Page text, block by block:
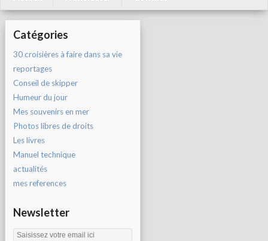
Catégories
30 croisières à faire dans sa vie
reportages
Conseil de skipper
Humeur du jour
Mes souvenirs en mer
Photos libres de droits
Les livres
Manuel technique
actualités
mes references
Newsletter